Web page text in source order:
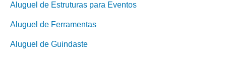
Aluguel de Estruturas para Eventos
Aluguel de Ferramentas
Aluguel de Guindaste